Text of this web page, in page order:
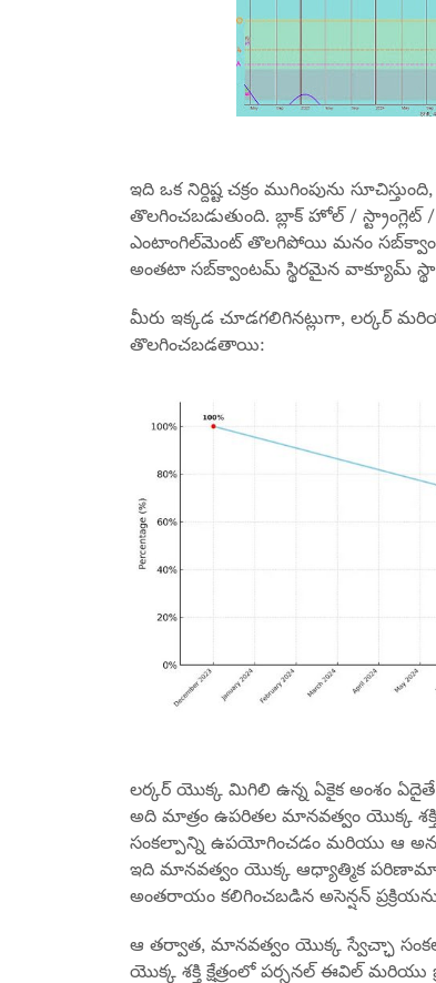
ఇది ఒక నిర్దిష్ట చక్రం ముగింపును
తొలగించబడుతుంది. బ్లాక్ హోల్ /
ఎంటాంగిల్‌మెంట్ తొలగిపోయి మనం
అంతటా సబ్‌క్వాంటమ్ స్థిరమైన వాక్యూమ్
మీరు ఇక్కడ చూడగలిగినట్లుగా, లర్కర్
తొలగించబడతాయి:
లర్కర్ యొక్క మిగిలి ఉన్న ఏకైక అంశం
అది మాత్రం ఉపరితల మానవత్వం యొక్క శక్తి
సంకల్పాన్ని ఉపయోగించడం మరియు ఆ
ఇది మానవత్వం యొక్క ఆధ్యాత్మిక పరిణామానికి
అంతరాయం కలిగించబడిన అసెన్షన్ ప్రక్రియను
ఆ తర్వాత, మానవత్వం యొక్క స్వేచ్ఛా
యొక్క శక్తి క్షేత్రంలో పర్సనల్ ఈవిల్